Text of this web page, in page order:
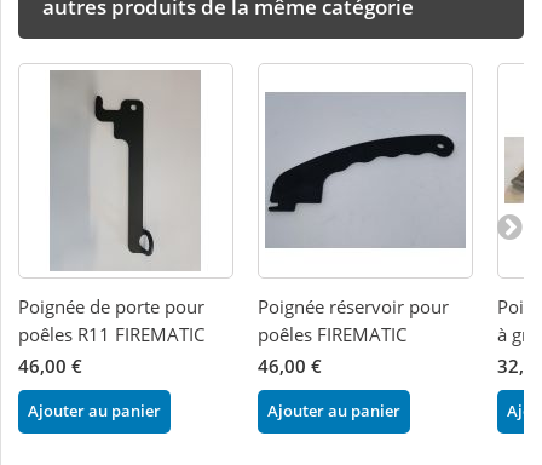
autres produits de la même catégorie
Poignée de porte pour
poêles R11 FIREMATIC
46,00 €
Ajouter au panier
Poignée réservoir pour
poêles FIREMATIC
46,00 €
Ajouter au panier
à